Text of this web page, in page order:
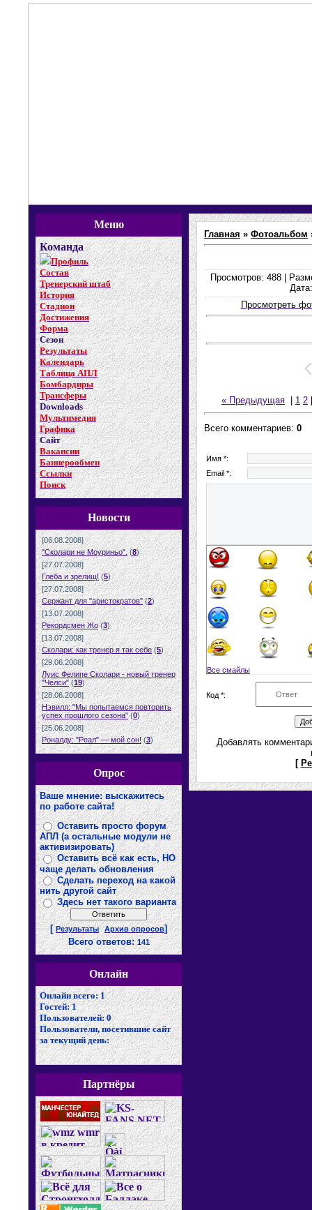
Меню
Команда
Профиль
Состав
Тренерский штаб
История
Стадион
Достижения
Форма
Сезон
Результаты
Календарь
Таблица АПЛ
Бомбардиры
Трансферы
Downloads
Мультимедия
Графика
Сайт
Вакансии
Баннерообмен
Ссылки
Поиск
Новости
[06.08.2008]
"Сколари не Моуриньо". (8)
[27.07.2008]
Глеба и зрелищ! (5)
[27.07.2008]
Сержант для "аристократов" (2)
[13.07.2008]
Рекордсмен Жо (3)
[13.07.2008]
Сколари: как тренер я так себе (5)
[29.06.2008]
Луис Фелипе Сколари - новый тренер
"Челси" (19)
[28.06.2008]
Нэвилл: "Мы попытаемся повторить
успех прошлого сезона" (0)
[25.06.2008]
Роналду: "Реал" — мой сон! (3)
Опрос
Ваше мнение: выскажитесь
по работе сайта!
Оставить просто форум
АПЛ (а остальные модули не
активизировать)
Оставить всё как есть, НО
чаще делать обновления
Сделать переход на какой
нить другой сайт
Здесь нет такого варианта
[Результаты Архив опросов]
Всего ответов: 141
Онлайн
Онлайн всего:1
Гостей:1
Пользователей:0
Пользователи, посетившие сайт
за текущий день:
Партнёры
Главная » Фотоальбом
Просмотров: 488 |
Просмотреть
« Предыдущая 1 2
Всего комментариев: 0
Имя *:
Email *:
Все смайлы
Код *:
Добавлять
[